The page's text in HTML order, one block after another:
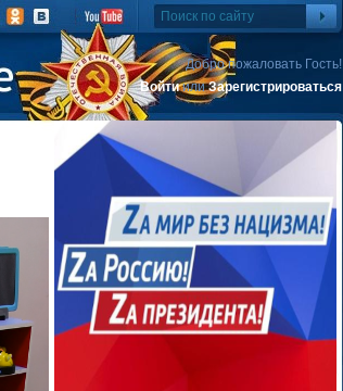
Добро пожаловать Гость!
ВойтиилиЗарегистрироваться